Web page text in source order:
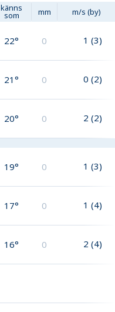
känns
som mm m/s (by)
22° 0 1 (3)
21° 0 0 (2)
20° 0 2 (2)
19° 0 1 (3)
17° 0 1 (4)
16° 0 2 (4)